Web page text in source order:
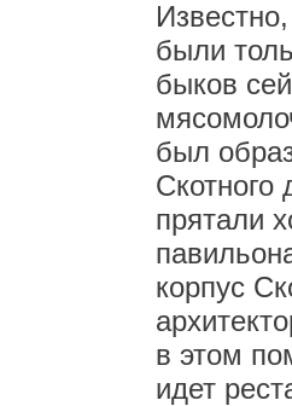
были
быков
был
Скотного
прятали
корпус
в этом
идет